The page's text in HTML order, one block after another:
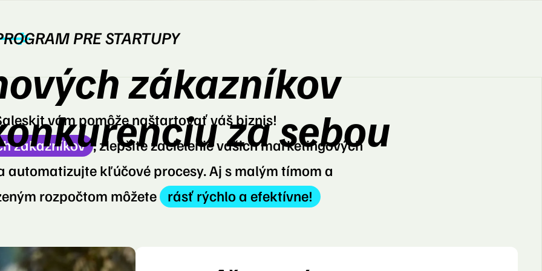
PRE STARTUPY
zákazníkov
za sebou
vám pomôže naštartovať váš biznis!
zákazníkov , zlepšite zacielenie vašich marketingových
automatizujte kľúčové procesy. Aj s malým tímom a
rozpočtom môžete
rásť rýchlo a efektívne!